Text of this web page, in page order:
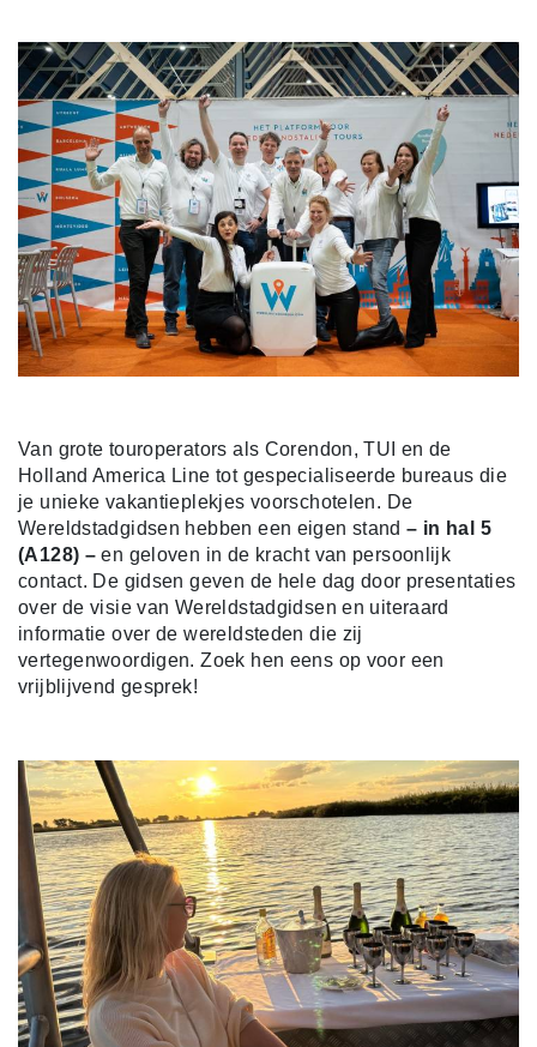
Van grote touroperators als Corendon, TUI en de
Holland America Line tot gespecialiseerde bureaus die
je unieke vakantieplekjes voorschotelen. De
Wereldstadgidsen hebben een eigen stand – in hal 5
(A128) – en geloven in de kracht van persoonlijk
contact. De gidsen geven de hele dag door presentaties
over de visie van Wereldstadgidsen en uiteraard
informatie over de wereldsteden die zij
vertegenwoordigen. Zoek hen eens op voor een
vrijblijvend gesprek!